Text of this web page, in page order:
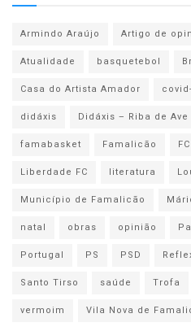
Armindo Araújo Artigo de
Atualidade
basquetebol
Casa do Artista Amador
didáxis
Didáxis – Riba de Ave
famabasket
Famalicão
Liberdade FC
literatura
Município de Famalicão
natal
obras opinião
Portugal
PS PSD
Santo Tirso
saúde Trofa
vermoim
Vila Nova de